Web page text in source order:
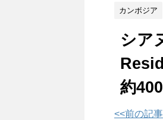
カンボジア
シア
約
<<前の記事